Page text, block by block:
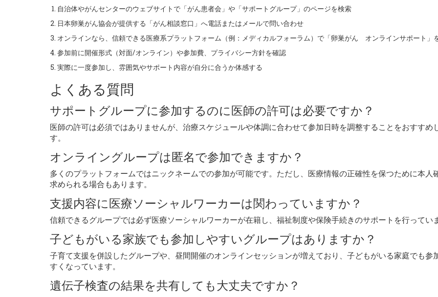
自治体やがんセンターのウェブサイトで「がん患者会」や「サポートグループ」のページを検索
日本卵巣がん協会が提供する「がん相談窓口」へ電話またはメールで問い合わせ
オンラインなら、信頼できる医療系プラットフォーム（例：メディカルフォーラム）で「卵巣がん オンラインサポート」
参加前に開催形式（対面/オンライン）や参加費、プライバシー方針を確認
実際に一度参加し、雰囲気やサポート内容が自分に合うか体感する
よくある質問
サポートグループに参加するのに医師の許可は必要ですか？
医師の許可は必須ではありませんが、治療スケジュールや体調に合わせて参加日時を調整することをおすすめ
す。
オンライングループは匿名で参加できますか？
多くのプラットフォームではニックネームでの参加が可能です。ただし、医療情報の正確性を保つために本人
求められる場合もあります。
支援内容に医療ソーシャルワーカーは関わっていますか？
信頼できるグループでは必ず医療ソーシャルワーカーが在籍し、福祉制度や保険手続きのサポートを行ってい
子どもがいる家族でも参加しやすいグループはありますか？
子育て支援を併設したグループや、昼間開催のオンラインセッションが増えており、子どもがいる家庭でも参
すくなっています。
遺伝子検査の結果を共有しても大丈夫ですか？